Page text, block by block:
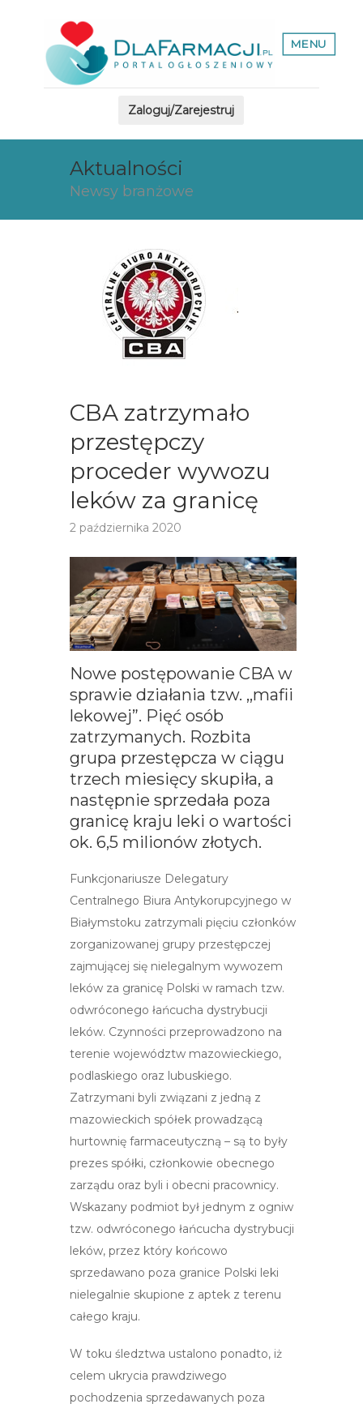
MENU
Zaloguj/Zarejestruj
Aktualności
Newsy branżowe
CBA zatrzymało
przestępczy
proceder wywozu
leków za granicę
2 października 2020
Nowe postępowanie CBA w
sprawie działania tzw. ,,mafii
lekowej”. Pięć osób
zatrzymanych. Rozbita
grupa przestępcza w ciągu
trzech miesięcy skupiła, a
następnie sprzedała poza
granicę kraju leki o wartości
ok. 6,5 milionów złotych.
Funkcjonariusze Delegatury
Centralnego Biura Antykorupcyjnego w
Białymstoku zatrzymali pięciu członków
zorganizowanej grupy przestępczej
zajmującej się nielegalnym wywozem
leków za granicę Polski w ramach tzw.
odwróconego łańcucha dystrybucji
leków. Czynności przeprowadzono na
terenie województw mazowieckiego,
podlaskiego oraz lubuskiego.
Zatrzymani byli związani z jedną z
mazowieckich spółek prowadzącą
hurtownię farmaceutyczną – są to były
prezes spółki, członkowie obecnego
zarządu oraz byli i obecni pracownicy.
Wskazany podmiot był jednym z ogniw
tzw. odwróconego łańcucha dystrybucji
leków, przez który końcowo
sprzedawano poza granice Polski leki
nielegalnie skupione z aptek z terenu
całego kraju.
W toku śledztwa ustalono ponadto, iż
celem ukrycia prawdziwego
pochodzenia sprzedawanych poza